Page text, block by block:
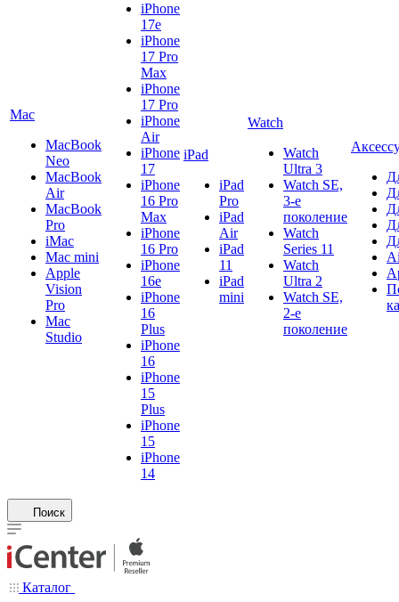
Mac
MacBook
Neo
MacBook
Air
MacBook
Pro
iMac
Mac mini
Apple
Vision
Pro
Mac
Studio
iPhone
17e
iPhone
17 Pro
Max
iPhone
17 Pro
iPhone
Air
iPhone
17
iPhone
16 Pro
Max
iPhone
16 Pro
iPhone
16e
iPhone
16
Plus
iPhone
16
iPhone
15
Plus
iPhone
15
iPhone
14
iPad
iPad
Pro
iPad
Air
iPad
11
iPad
mini
Watch
Watch
Ultra 3
Watch SE,
3-е
поколение
Watch
Series 11
Watch
Ultra 2
Watch SE,
2-е
поколение
Поиск
Каталог